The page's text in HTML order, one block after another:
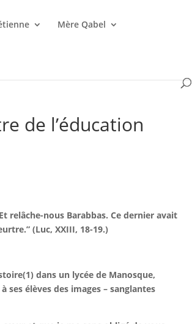
Mère Qabel
de l’éducation
relâche-nous Barabbas. Ce dernier avait
(Luc, XXIII, 18-19.)
dans un lycée de Manosque,
élèves des images – sanglantes